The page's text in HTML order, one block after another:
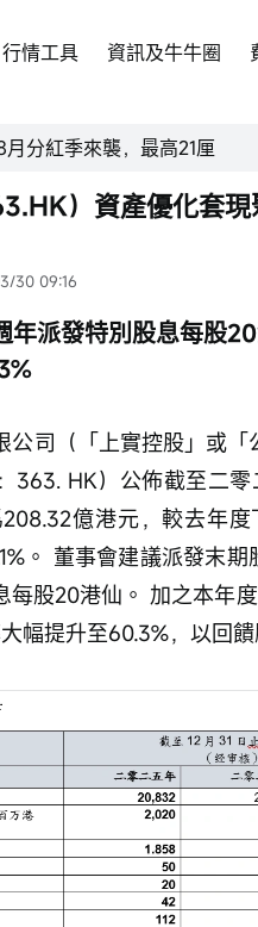
行情工具 資訊及牛牛圈
分紅季來襲，最高21厘
30 09:16
）資產優化套
年派發特別股息每股
公司（「上實控股」或
363. HK）公佈截至二
億港元，較去年
。 董事會建議派發末
每股20港仙。 加之本年
幅提升至60.3%，以回